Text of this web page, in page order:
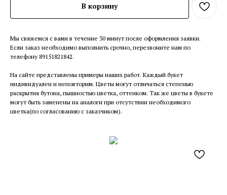
В корзину
Мы свяжемся с вами в течение 30 минут после оформления заявки.
Если заказ необходимо выполнить срочно, перезвоните нам по
телефону 89151821842.
На сайте представлены примеры наших работ. Каждый букет
индивидуален и неповторим. Цветы могут отличаться степенью
раскрытия бутона, пышностью цветка, оттенком. Так же цветы в букете
могут быть заменены на аналоги при отсутствии необходимого
цветка(по согласованию с заказчиком).